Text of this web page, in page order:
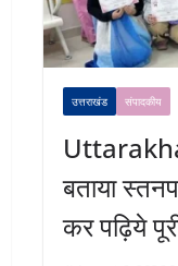
उत्तराखंड संपादकीय
बताया
कर पढ़िये